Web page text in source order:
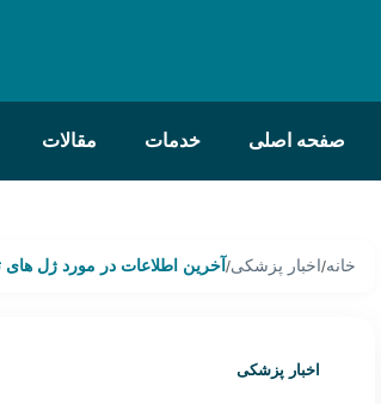
صفحه اصلی خدمات مقالات
خانه/اخبار پزشکی/ آخرین اطلاعات در مورد ژل های
اخبار پزشکی